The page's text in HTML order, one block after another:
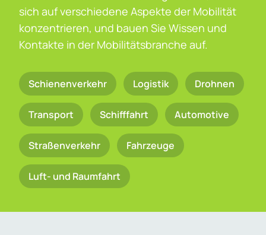
sich auf verschiedene Aspekte der Mobilität
konzentrieren, und bauen Sie Wissen und
Kontakte in der Mobilitätsbranche auf.
Schienenverkehr Logistik Drohnen
Transport Schifffahrt Automotive
Straßenverkehr Fahrzeuge
Luft- und Raumfahrt